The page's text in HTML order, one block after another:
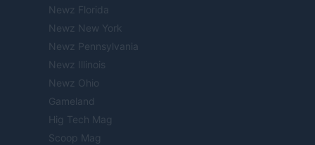
Newz Florida
Newz New York
Newz Pennsylvania
Newz Illinois
Newz Ohio
Gameland
Hig Tech Mag
Scoop Mag